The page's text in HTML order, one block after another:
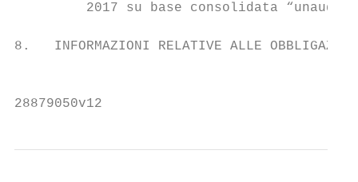
2017 su base consolidata
8.   INFORMAZIONI RELATIVE ALLE
28879050v12